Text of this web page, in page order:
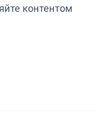
контентом